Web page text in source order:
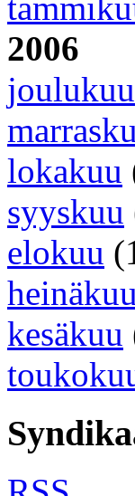
2006
joulukuu
lokakuu
syyskuu
elokuu
heinäkuu
kesäkuu